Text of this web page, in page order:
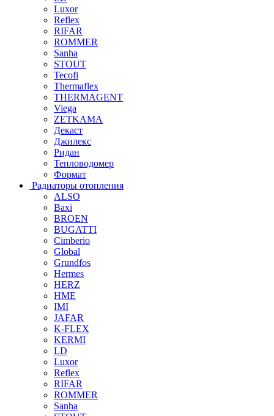
Luxor
Reflex
RIFAR
ROMMER
Sanha
STOUT
Tecofi
Thermaflex
THERMAGENT
Viega
ZETKAMA
Декаст
Джилекс
Ридан
Тепловодомер
Формат
Радиаторы отопления
ALSO
Baxi
BROEN
BUGATTI
Cimberio
Global
Grundfos
Hermes
HERZ
HME
IMI
JAFAR
K-FLEX
KERMI
LD
Luxor
Reflex
RIFAR
ROMMER
Sanha